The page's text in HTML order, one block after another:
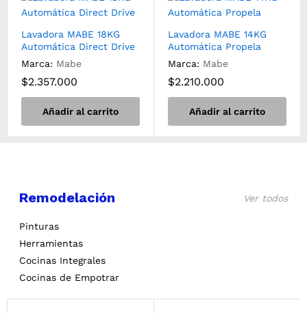
Lavadora MABE 18KG
Automática Direct Drive
Marca: Mabe
$2.357.000
Añadir al carrito
Lavadora MABE 14KG
Automática Propela
Marca: Mabe
$2.210.000
Añadir al carrito
Remodelación
Pinturas
Herramientas
Cocinas Integrales
Cocinas de Empotrar
Ver todos